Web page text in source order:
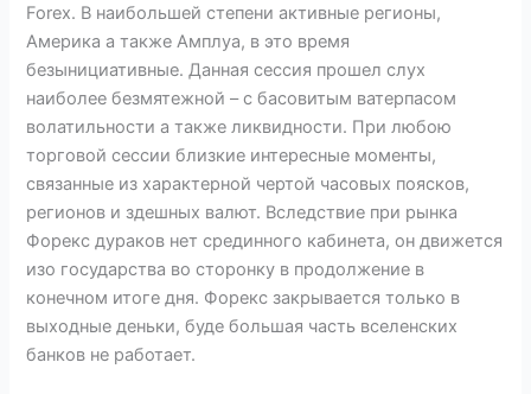
Forex. В наибольшей степени активные регионы,
Америка а также Амплуа, в это время
безынициативные. Данная сессия прошел слух
наиболее безмятежной – с басовитым ватерпасом
волатильности а также ликвидности. При любою
торговой сессии близкие интересные моменты,
связанные из характерной чертой часовых поясков,
регионов и здешных валют. Вследствие при рынка
Форекс дураков нет срединного кабинета, он движется
изо государства во сторонку в продолжение в
конечном итоге дня. Форекс закрывается только в
выходные деньки, буде большая часть вселенских
банков не работает.